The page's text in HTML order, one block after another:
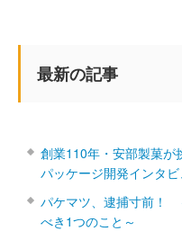
最新の記事
創業110年・安部製菓が
パッケージ開発インタビ
パケマツ、逮捕寸前！
べき1つのこと～